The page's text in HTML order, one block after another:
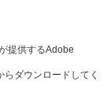
提供するAdobe
ダウンロードしてく